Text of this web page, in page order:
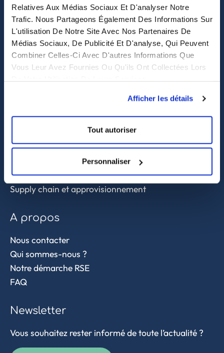
Relatives Aux Médias Sociaux Et D'analyser Notre
Trafic. Nous Partageons Également Des Informations Sur
L'utilisation De Notre Site Avec Nos Partenaires De
Médias Sociaux, De Publicité Et D'analyse, Qui Peuvent
Combiner Celles-Ci Avec D'autres Informations Que
Vous Leur Avez Fournies Ou Qu'ils Ont Collectées Lors
Afficher les détails
Tout autoriser
Personnaliser
308 Des Voeux Rd Central – Unit 2607, 26/F
308, Des Voeux Road, Hong Kong
eastwise
Purchasing solutions
Sourcing et achat en Asie
Contrôle qualité
Supply chain et approvisionnement
A propos
Nous contacter
Qui sommes-nous ?
Notre démarche RSE
FAQ
Newsletter
Vous souhaitez rester informé de toute l’actualité ?